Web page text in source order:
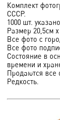
Комплект
СССР.
1000 шт.
Размер 20,5см х
Все фото с
Все фото
Состояние в
времени и
Продаются все
Редкость.